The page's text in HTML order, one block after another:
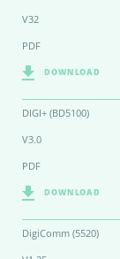
V32
PDF
DOWNLOAD
DIGI+ (BD5100)
V3.0
PDF
DOWNLOAD
DigiComm (5520)